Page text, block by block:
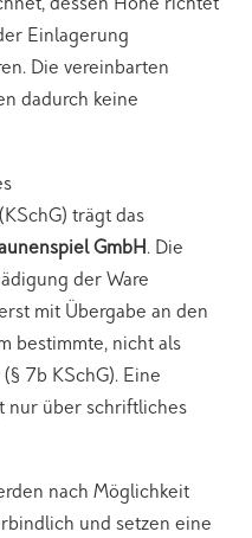
dessen Höhe richtet
Einlagerung
Die vereinbarten
dadurch keine
trägt das
GmbH. Die
der Ware
mit Übergabe an den
bestimmte, nicht als
7b KSchG). Eine
nur über schriftliches
nach Möglichkeit
und setzen eine